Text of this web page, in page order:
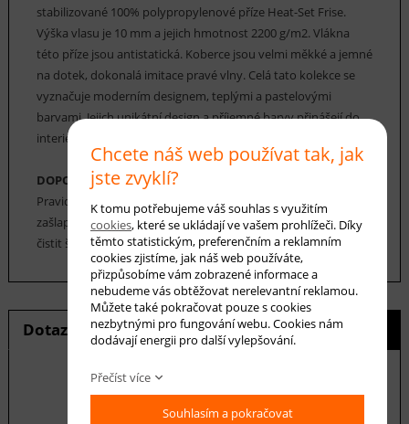
stabilizované 100% polypropylenové příze Heat-Set Frise.
Výška vlasu je 10 mm a jejich hmotnost 2200 g/m2. Vlákna
této příze jsou antistatická. Koberce jsou velmi měkké a jemné
na dotek, dokonalá imitace pravé vlny. Celá tato kolekce se
vyznačuje moderním designem, teplými a pastelovými
barvami. Jejich unikátní design a příjemné barvy přinášejí do
interiéru útulnost a harmonii.
DOPORUČENÁ ÚDRŽBA:
Pravidelné vysávání nečistot z koberce, aby se zabránilo jejich
zašlapání do koberce. Cca jednou za 12-18 měsíců je možné
čistit šamponováním.
Dotaz na produkt Hlídání ceny
Chcete náš web používat tak, jak
jste zvyklí?
K tomu potřebujeme váš souhlas s využitím
cookies, které se ukládají ve vašem prohlížeči. Díky
těmto statistickým, preferenčním a reklamním
cookies zjistíme, jak náš web používáte,
přizpůsobíme vám zobrazené informace a
nebudeme vás obtěžovat nerelevantní reklamou.
Můžete také pokračovat pouze s cookies
nezbytnými pro fungování webu. Cookies nám
dodávají energii pro další vylepšování.
Přečíst více
Souhlasím a pokračovat